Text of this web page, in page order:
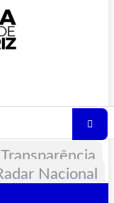
Transparência